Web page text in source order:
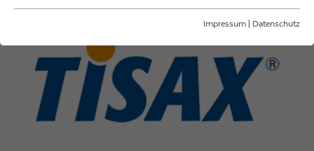
Essentielle Cookies werden für grundlegende Funktionen der Webseite
Name fe_typo3_user
Anbieter Strama-MPS Maschinenbau GmbH & Co. KG
Cookie-Informationen anzeigen
Statistik
Impressum Datenschutz